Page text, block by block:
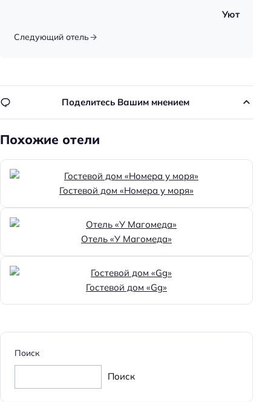
Тип бассейна: сезонный
Тип бассейна: с подогревом
Водные горки
Детская площадка
Пляжный отдых
Зонтики
Горнолыжный отдых
Прокат лыжного снаряжения
Бизнес-центр
Уют
Следующий отель
Поделитесь Вашим мнением
Похожие отели
Гостевой дом «Номера у моря»
Отель «У Магомеда»
Гостевой дом «Gg»
Поиск
Поиск